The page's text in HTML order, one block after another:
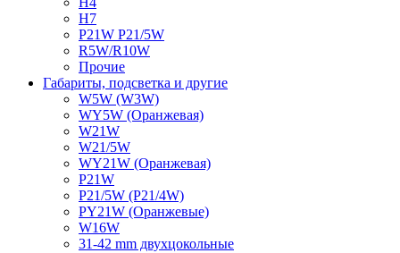
H7
P21W P21/5W
R5W/R10W
Прочие
Габариты, подсветка и другие
W5W (W3W)
WY5W (Оранжевая)
W21W
W21/5W
WY21W (Оранжевая)
P21W
P21/5W (P21/4W)
PY21W (Оранжевые)
W16W
31-42 mm двухцокольные